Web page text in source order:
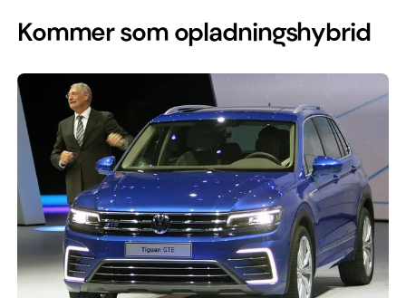
Kommer som opladningshybrid